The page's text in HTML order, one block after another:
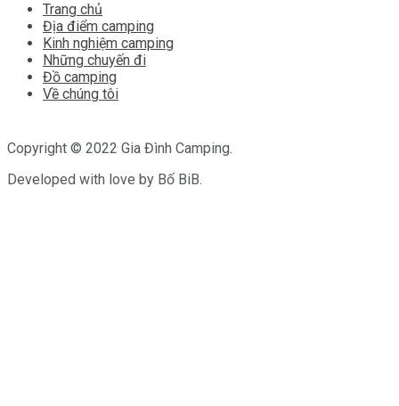
Trang chủ
Địa điểm camping
Kinh nghiệm camping
Những chuyến đi
Đồ camping
Về chúng tôi
Copyright © 2022 Gia Đình Camping.
Developed with love by Bố BiB.